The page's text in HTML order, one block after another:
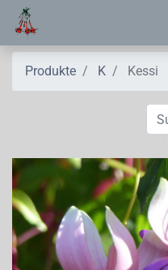
Produkte K Kessi